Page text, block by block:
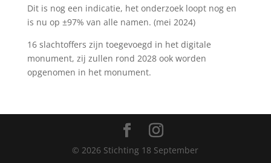
Dit is nog een indicatie, het onderzoek loopt nog en
is nu op ±97% van alle namen. (mei 2024)
16 slachtoffers zijn toegevoegd in het digitale
monument, zij zullen rond 2028 ook worden
opgenomen in het monument.
© 2026 Stichting 18 September